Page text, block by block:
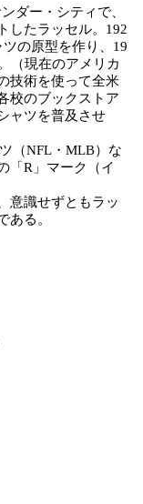
ダー・シティで、
したラッセル。192
の原型を作り、19
（現在のアメリカ
技術を使って全米
校のブックストア
ャツを普及させ
（NFL・MLB）な
「R」マーク（イ
意識せずともラッ
ある。